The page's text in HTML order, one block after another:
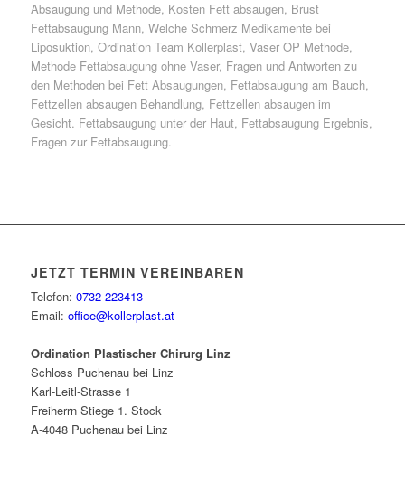
Absaugung und Methode, Kosten Fett absaugen, Brust
Fettabsaugung Mann, Welche Schmerz Medikamente bei
Liposuktion, Ordination Team Kollerplast, Vaser OP Methode,
Methode Fettabsaugung ohne Vaser, Fragen und Antworten zu
den Methoden bei Fett Absaugungen, Fettabsaugung am Bauch,
Fettzellen absaugen Behandlung, Fettzellen absaugen im
Gesicht. Fettabsaugung unter der Haut, Fettabsaugung Ergebnis,
Fragen zur Fettabsaugung.
JETZT TERMIN VEREINBAREN
Telefon: 0732-223413
Email: office@kollerplast.at
Ordination Plastischer Chirurg Linz
Schloss Puchenau bei Linz
Karl-Leitl-Strasse 1
Freiherrn Stiege 1. Stock
A-4048 Puchenau bei Linz